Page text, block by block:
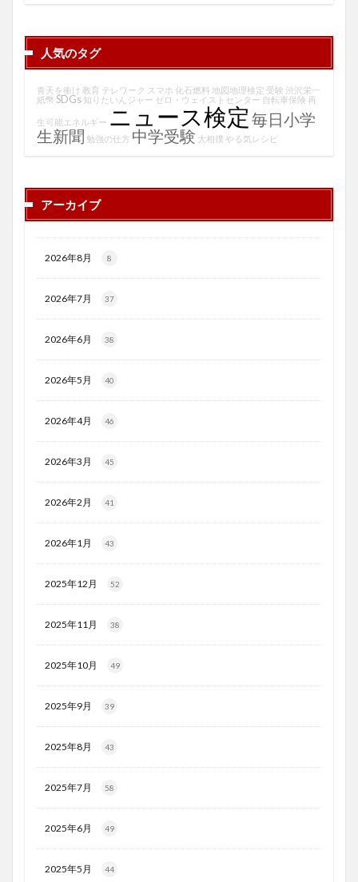
人気のタグ
青天を衝け 教育 テレワーク スマホ 化石燃料 地図地理検定 受験 渋沢栄一
紙幣 SDGs 知りたいんジャー ゼロ・ウェイストセンター 自転車保険 再
生可能エネルギー ニュース検定 毎日小学
生新聞 勉強の仕方 中学受験 大相撲 やる気レシピ
アーカイブ
2026年8月 8
2026年7月 37
2026年6月 38
2026年5月 40
2026年4月 46
2026年3月 45
2026年2月 41
2026年1月 43
2025年12月 52
2025年11月 38
2025年10月 49
2025年9月 39
2025年8月 43
2025年7月 58
2025年6月 49
2025年5月 44